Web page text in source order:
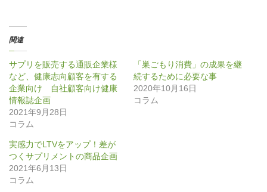
で
開
き
ま
す
)
い
(
新
し
い
ウ
ン
ド
き
ま
す
)
ウ
で
開
き
ま
す
関連
サプリを販売する通販企業様
など、健康志向顧客を有する
企業向け 自社顧客向け健康
情報誌企画
2021年9月28日
コラム
「巣ごもり消費」の成果を継
続するために必要な事
2020年10月16日
コラム
実感力でLTVをアップ！差が
つくサプリメントの商品企画
2021年6月13日
コラム